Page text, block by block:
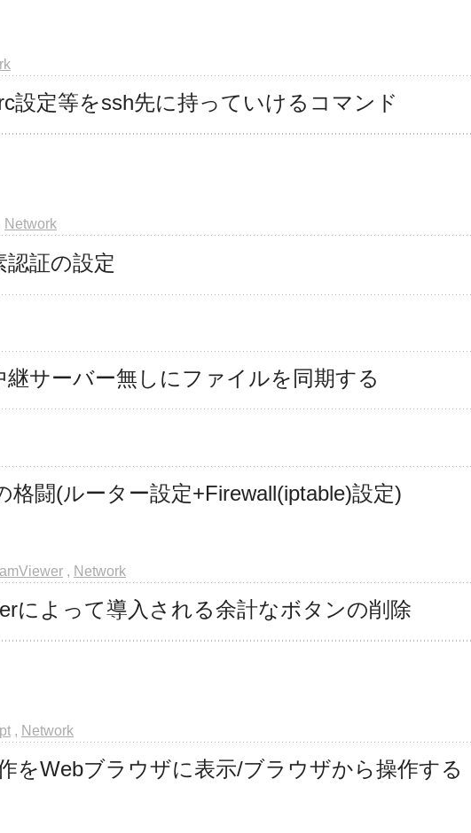
設定等をssh先に持っていけるコマンド
Network
認証の設定
継サーバー無しにファイルを同期する
格闘(ルーター設定+Firewall(iptable)設定)
, Network
によって導入される余計なボタンの削除
, Network
をWebブラウザに表示/ブラウザから操作する